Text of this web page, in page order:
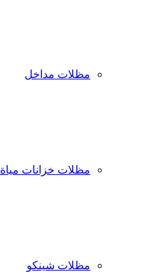
مظلات مداخل
مظلات خزانات مياة
مظلات شينكو